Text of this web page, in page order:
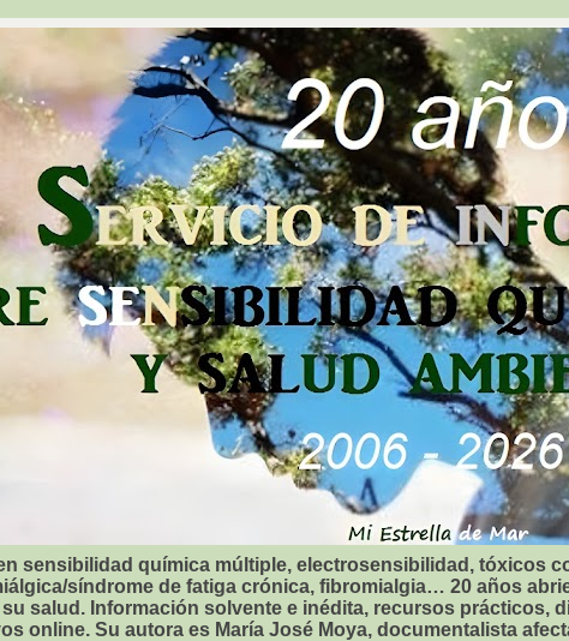
sensibilidad química múltiple, electrosensibilidad, tóxicos
síndrome de fatiga crónica, fibromialgia… 20 años
salud. Información solvente e inédita, recursos prácticos,
online. Su autora es María José Moya, documentalista